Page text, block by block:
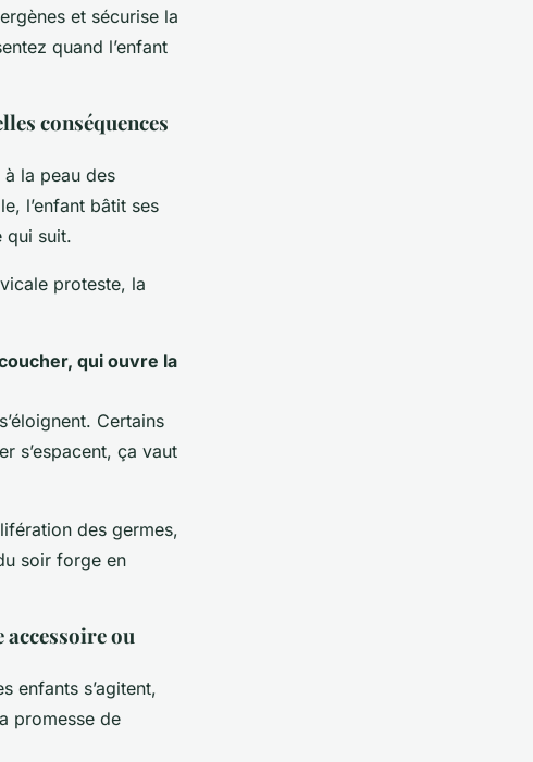
et sécurise la
quand l’enfant
conséquences
la peau des
l’enfant bâtit ses
qui suit.
proteste, la
qui ouvre la
Certains
s’espacent, ça vaut
des germes,
soir forge en
accessoire ou
enfants s’agitent,
promesse de